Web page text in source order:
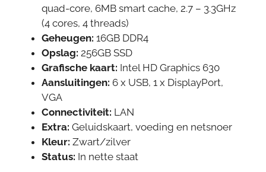
quad-core, 6MB smart cache, 2.7 – 3.3GHz
(4 cores, 4 threads)
Geheugen: 16GB DDR4
Opslag: 256GB SSD
Grafische kaart: Intel HD Graphics 630
Aansluitingen: 6 x USB, 1 x DisplayPort,
VGA
Connectiviteit: LAN
Extra: Geluidskaart, voeding en netsnoer
Kleur: Zwart/zilver
Status: In nette staat